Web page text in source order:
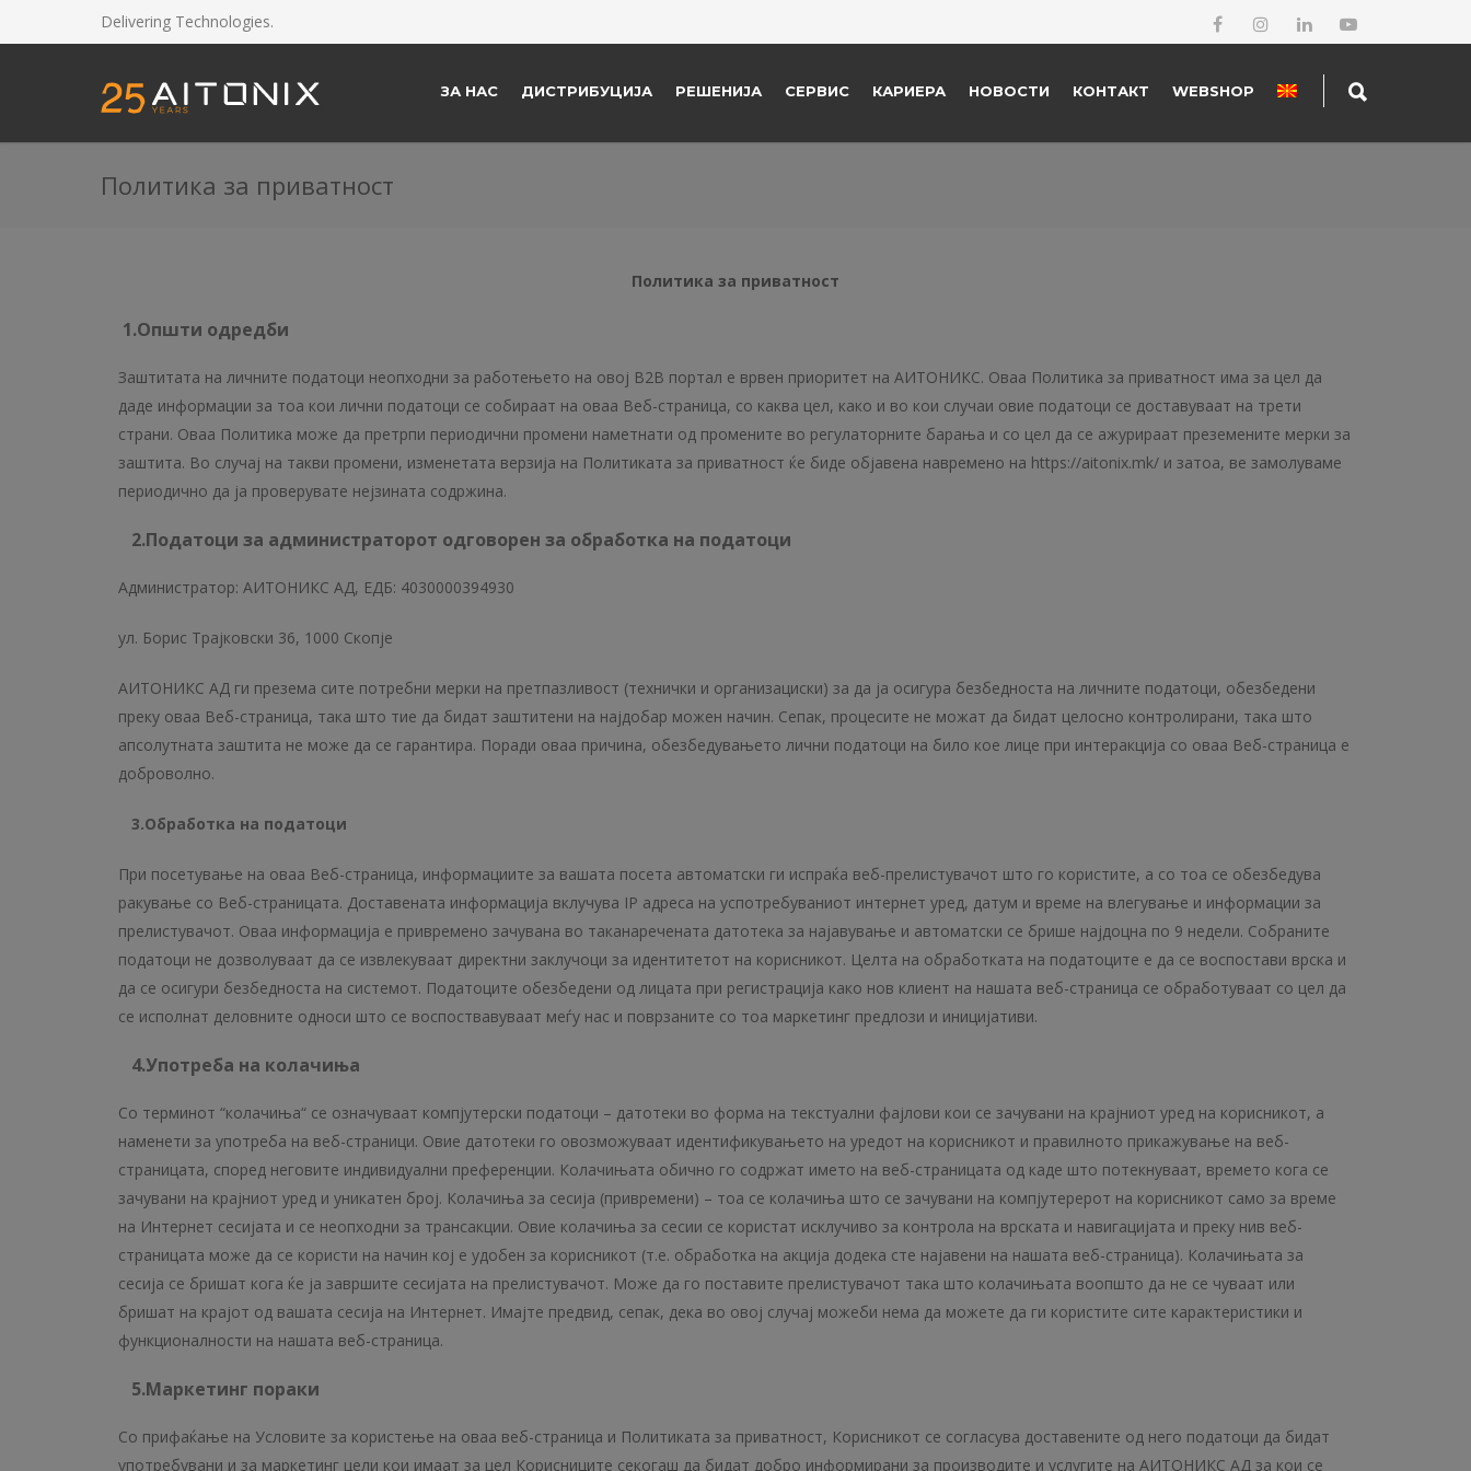
Delivering Technologies.
ЗА НАС ДИСТРИБУЦИЈА РЕШЕНИЈА СЕРВИС КАРИЕРА НОВОСТИ КОНТАКТ WEBSHOP
Политика за приватност
Политика за приватност
1.Општи одредби
Заштитата на личните податоци неопходни за работењето на овој B2B портал е врвен приоритет на АИТОНИКС. Оваа Политика за приватност има за цел да
даде информации за тоа кои лични податоци се собираат на оваа Веб-страница, со каква цел, како и во кои случаи овие податоци се доставуваат на трети
страни. Оваа Политика може да претрпи периодични промени наметнати од промените во регулаторните барања и со цел да се ажурираат преземените мерки за
заштита. Во случај на такви промени, изменетата верзија на Политиката за приватност ќе биде објавена навремено на https://aitonix.mk/ и затоа, ве замолуваме
периодично да ја проверувате нејзината содржина.
2.Податоци за администраторот одговорен за обработка на податоци
Администратор: АИТОНИКС АД, ЕДБ: 4030000394930
ул. Борис Трајковски 36, 1000 Скопје
АИТОНИКС АД ги презема сите потребни мерки на претпазливост (технички и организациски) за да ја осигура безбедноста на личните податоци, обезбедени
преку оваа Веб-страница, така што тие да бидат заштитени на најдобар можен начин. Сепак, процесите не можат да бидат целосно контролирани, така што
апсолутната заштита не може да се гарантира. Поради оваа причина, обезбедувањето лични податоци на било кое лице при интеракција со оваа Веб-страница е
доброволно.
3.Обработка на податоци
При посетување на оваа Веб-страница, информациите за вашата посета автоматски ги испраќа веб-прелистувачот што го користите, а со тоа се обезбедува
ракување со Веб-страницата. Доставената информација вклучува IP адреса на успотребуваниот интернет уред, датум и време на влегување и информации за
прелистувачот. Оваа информација е привремено зачувана во таканаречената датотека за најавување и автоматски се брише најдоцна по 9 недели. Собраните
податоци не дозволуваат да се извлекуваат директни заклучоци за идентитетот на корисникот. Целта на обработката на податоците е да се воспостави врска и
да се осигури безбедноста на системот. Податоците обезбедени од лицата при регистрација како нов клиент на нашата веб-страница се обработуваат со цел да
се исполнат деловните односи што се воспоствавуваат меѓу нас и поврзаните со тоа маркетинг предлози и иницијативи.
4.Употреба на колачиња
Со терминот “колачиња“ се означуваат компјутерски податоци – датотеки во форма на текстуални фајлови кои се зачувани на крајниот уред на корисникот, а
наменети за употреба на веб-страници. Овие датотеки го овозможуваат идентификувањето на уредот на корисникот и правилното прикажување на веб-
страницата, според неговите индивидуални преференции. Колачињата обично го содржат името на веб-страницата од каде што потекнуваат, времето кога се
зачувани на крајниот уред и уникатен број. Колачиња за сесија (привремени) – тоа се колачиња што се зачувани на компјутерерот на корисникот само за време
на Интернет сесијата и се неопходни за трансакции. Овие колачиња за сесии се користат исклучиво за контрола на врската и навигацијата и преку нив веб-
страницата може да се користи на начин кој е удобен за корисникот (т.е. обработка на акција додека сте најавени на нашата веб-страница). Колачињата за
сесија се бришат кога ќе ја завршите сесијата на прелистувачот. Може да го поставите прелистувачот така што колачињата воопшто да не се чуваат или
бришат на крајот од вашата сесија на Интернет. Имајте предвид, сепак, дека во овој случај можеби нема да можете да ги користите сите карактеристики и
функционалности на нашата веб-страница.
5.Маркетинг пораки
Со прифаќање на Условите за користење на оваа веб-страница и Политиката за приватност, Корисникот се согласува доставените од него податоци да бидат
употребувани и за маркетинг цели кои имаат за цел Корисниците секогаш да бидат добро информирани за производите и услугите на АИТОНИКС АД за кои се